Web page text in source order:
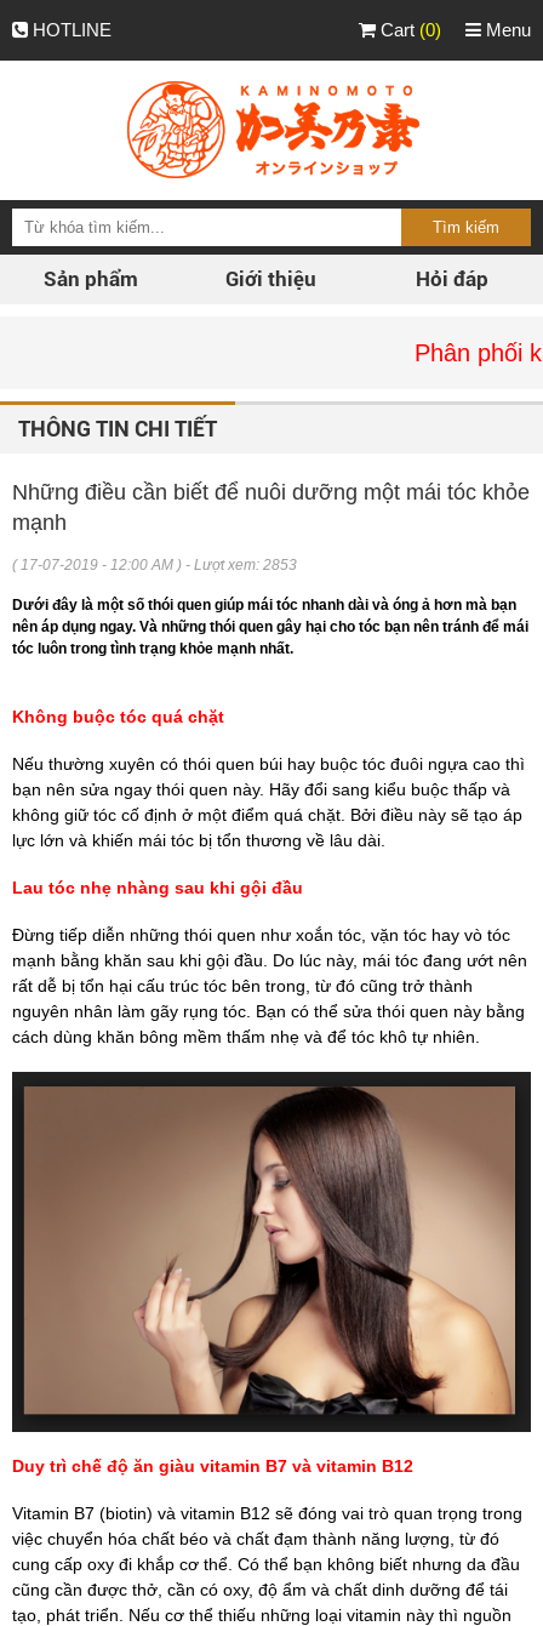
HOTLINE Menu
Cart (0)
Sản phẩm Giới thiệu Hỏi đáp
Phân phối
THÔNG TIN CHI TIẾT
Những điều cần biết để nuôi dưỡng một mái tóc khỏe
mạnh
( 17-07-2019 - 12:00 AM ) - Lượt xem: 2853
Dưới đây là một số thói quen giúp mái tóc nhanh dài và óng ả hơn mà bạn
nên áp dụng ngay. Và những thói quen gây hại cho tóc bạn nên tránh để mái
tóc luôn trong tình trạng khỏe mạnh nhất.
Không buộc tóc quá chặt
Nếu thường xuyên có thói quen búi hay buộc tóc đuôi ngựa cao thì
bạn nên sửa ngay thói quen này. Hãy đổi sang kiểu buộc thấp và
không giữ tóc cố định ở một điểm quá chặt. Bởi điều này sẽ tạo áp
lực lớn và khiến mái tóc bị tổn thương về lâu dài.
Lau tóc nhẹ nhàng sau khi gội đầu
Đừng tiếp diễn những thói quen như xoắn tóc, vặn tóc hay vò tóc
mạnh bằng khăn sau khi gội đầu. Do lúc này, mái tóc đang ướt nên
rất dễ bị tổn hại cấu trúc tóc bên trong, từ đó cũng trở thành
nguyên nhân làm gãy rụng tóc. Bạn có thể sửa thói quen này bằng
cách dùng khăn bông mềm thấm nhẹ và để tóc khô tự nhiên.
Duy trì chế độ ăn giàu vitamin B7 và vitamin B12
Vitamin B7 (biotin) và vitamin B12 sẽ đóng vai trò quan trọng trong
việc chuyển hóa chất béo và chất đạm thành năng lượng, từ đó
cung cấp oxy đi khắp cơ thể. Có thể bạn không biết nhưng da đầu
cũng cần được thở, cần có oxy, độ ẩm và chất dinh dưỡng để tái
tạo, phát triển. Nếu cơ thể thiếu những loại vitamin này thì nguồn